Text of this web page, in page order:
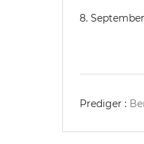
8.
Prediger :